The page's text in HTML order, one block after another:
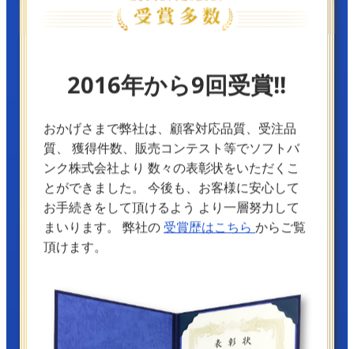
2016年から9回受賞!!
おかげさまで弊社は、顧客対応品質、受注品
質、
獲得件数、販売コンテスト等でソフトバ
ンク株式会社より 数々の表彰状をいただくこ
とができました。
今後も、お客様に安心して
お手続きをして頂けるよう より一層努力して
まいります。
弊社の 受賞歴はこちらからご覧
頂けます。